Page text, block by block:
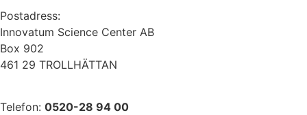
Postadress:
Innovatum Science Center AB
Box 902
461 29 TROLLHÄTTAN
Telefon: 0520-28 94 00